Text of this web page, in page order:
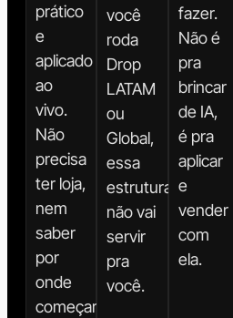
prático
e
aplicado
ao
vivo.
Não
precisa
ter loja,
nem
saber
por
onde
começar.
você
roda
Drop
LATAM
ou
Global,
essa
estrutura
não vai
servir
pra
você.
fazer.
Não é
pra
brincar
de IA,
é pra
aplicar
e
vender
com
ela.